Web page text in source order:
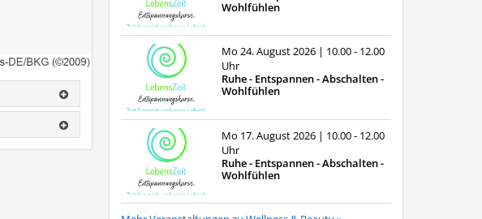
Wohlfühlen
Mo 24. August 2026 | 10.00 - 12.00
Uhr
Ruhe - Entspannen - Abschalten -
Wohlfühlen
Mo 17. August 2026 | 10.00 - 12.00
Uhr
Ruhe - Entspannen - Abschalten -
Wohlfühlen